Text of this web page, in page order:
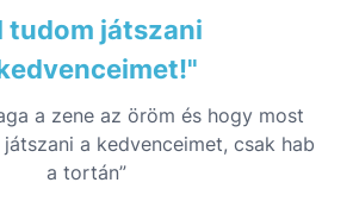
tudom játszani
a zene az öröm és hogy most
a kedvenceimet, csak hab
a tortán”